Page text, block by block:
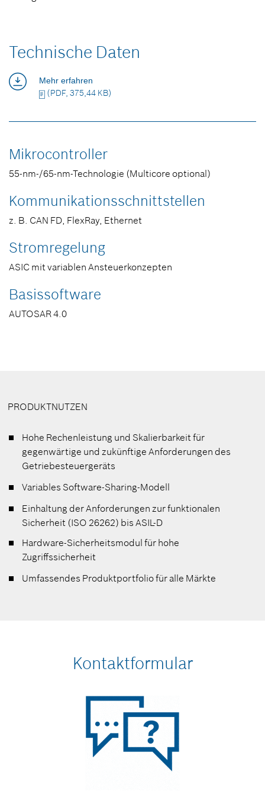
Technische Daten
Mehr erfahren
(PDF, 375,44 KB)
Mikrocontroller
55-nm-/65-nm-Technologie (Multicore optional)
Kommunikationsschnittstellen
z. B. CAN FD, FlexRay, Ethernet
Stromregelung
ASIC mit variablen Ansteuerkonzepten
Basissoftware
AUTOSAR 4.0
PRODUKTNUTZEN
Hohe Rechenleistung und Skalierbarkeit für
gegenwärtige und zukünftige Anforderungen des
Getriebesteuergeräts
Variables Software-Sharing-Modell
Einhaltung der Anforderungen zur funktionalen
Sicherheit (ISO 26262) bis ASIL-D
Hardware-Sicherheitsmodul für hohe
Zugriffssicherheit
Umfassendes Produktportfolio für alle Märkte
Kontaktformular